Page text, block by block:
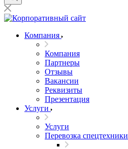
Компания
Компания
Партнеры
Отзывы
Вакансии
Реквизиты
Презентация
Услуги
Услуги
Перевозка спецтехники